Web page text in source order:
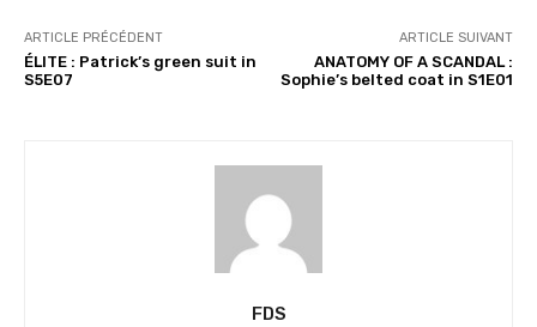
ARTICLE PRÉCÉDENT
ÉLITE : Patrick’s green suit in
S5E07
ARTICLE SUIVANT
ANATOMY OF A SCANDAL :
Sophie’s belted coat in S1E01
FDS